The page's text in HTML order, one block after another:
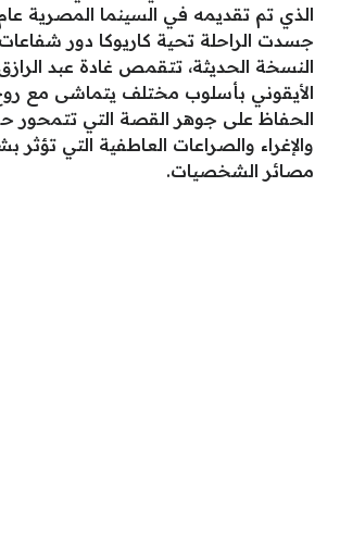
جسدت الراحلة تحية كاريوكا دور
النسخة الحديثة، تتقمص غادة عبد الرازق
الأيقوني بأسلوب مختلف يتماشى مع
الحفاظ على جوهر القصة التي تتمحور
والإغراء والصراعات العاطفية التي
مصائر الشخصيات.